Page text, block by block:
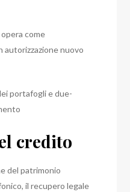
come
autorizzazione nuovo
portafogli e due-
credito
del patrimonio
il recupero legale